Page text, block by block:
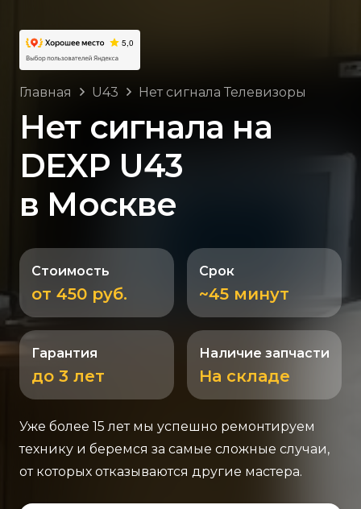
Главная U43 Нет сигнала Телевизоры
Нет сигнала на
DEXP U43
в Москве
Стоимость
от 450 руб.
Срок
~45 минут
Гарантия
до 3 лет
Наличие запчасти
На складе
Уже более 15 лет мы успешно ремонтируем
технику и беремся за самые сложные случаи,
от которых отказываются другие мастера.